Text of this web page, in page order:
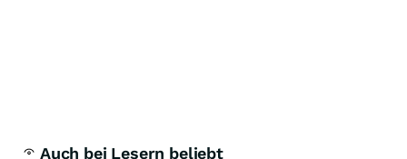
Auch bei Lesern beliebt